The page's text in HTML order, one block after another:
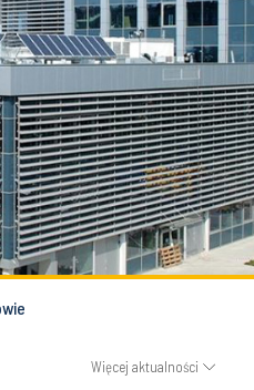
Więcej aktualności